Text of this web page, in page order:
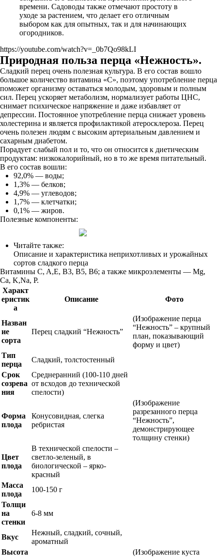
времени. Садоводы также отмечают простоту в
уходе за растением, что делает его отличным
выбором как для опытных, так и для начинающих
огородников.
https://youtube.com/watch?v=_0b7Qo98kLI
Природная польза перца «Нежность».
Сладкий перец очень полезная культура. В его состав вошло
большое количество витамина «С», поэтому употребление перца
поможет организму оставаться молодым, здоровым и полным
сил. Перец ускоряет метаболизм, нормализует работы ЦНС,
снимает психическое напряжение и даже избавляет от
депрессии. Постоянное употребление перца снижает уровень
холестерина и является профилактикой атеросклероза. Перец
очень полезен людям с высоким артериальным давлением и
сахарным диабетом.
Порадует слабый пол и то, что он относится к диетическим
продуктам: низкокалорийный, но в то же время питательный.
В его состав вошли:
92,0% — воды;
1,3% — белков;
4,9% — углеводов;
1,7% — клетчатки;
0,1% — жиров.
Полезные компоненты:
Читайте также:
Описание и характеристика неприхотливых и урожайных
сортов сладкого перца
Витамины C, A,E, B3, B5, B6; а также микроэлементы — Mg,
Ca, K,Na, P.
Характ
еристик
а
Описание Фото
Назван
ие
сорта
Перец сладкий “Нежность”
(Изображение перца
“Нежность” – крупный
план, показывающий
форму и цвет)
Тип
перца
Сладкий, толстостенный
Срок
созрева
ния
Среднеранний (100-110 дней
от всходов до технической
спелости)
Форма
плода
Конусовидная, слегка
ребристая
(Изображение
разрезанного перца
“Нежность”,
демонстрирующее
толщину стенки)
Цвет
плода
В технической спелости –
светло-зеленый, в
биологической – ярко-
красный
Масса
плода
100-150 г
Толщи
на
стенки
6-8 мм
Вкус
Нежный, сладкий, сочный,
ароматный
Высота
(Изображение куста